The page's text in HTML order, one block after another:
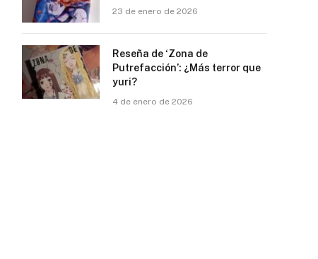
23 de enero de 2026
Reseña de ‘Zona de
Putrefacción’: ¿Más terror que
yuri?
4 de enero de 2026